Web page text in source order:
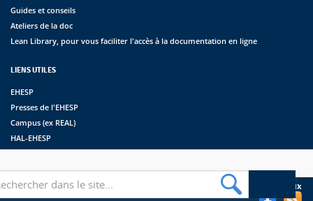
Guides et conseils
Ateliers de la doc
Lean Library, pour vous faciliter l'accès à la documentation en ligne
LIENS UTILES
EHESP
Presses de l'EHESP
Campus (ex REAL)
HAL-EHESP
Suivez les bibliothèques de l'EHESP sur les réseaux sociaux